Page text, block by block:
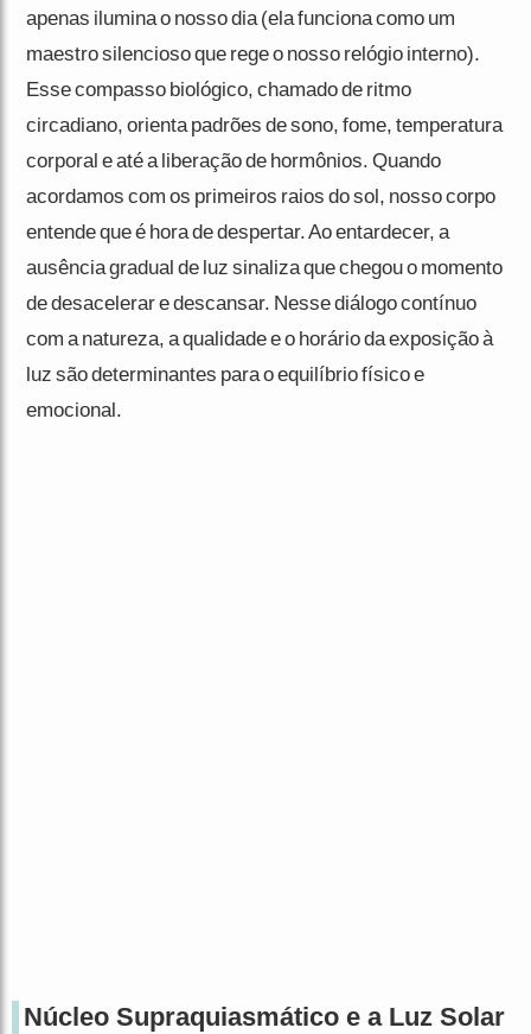
apenas ilumina o nosso dia (ela funciona como um
maestro silencioso que rege o nosso relógio interno).
Esse compasso biológico, chamado de ritmo
circadiano, orienta padrões de sono, fome, temperatura
corporal e até a liberação de hormônios. Quando
acordamos com os primeiros raios do sol, nosso corpo
entende que é hora de despertar. Ao entardecer, a
ausência gradual de luz sinaliza que chegou o momento
de desacelerar e descansar. Nesse diálogo contínuo
com a natureza, a qualidade e o horário da exposição à
luz são determinantes para o equilíbrio físico e
emocional.
Núcleo Supraquiasmático e a Luz Solar